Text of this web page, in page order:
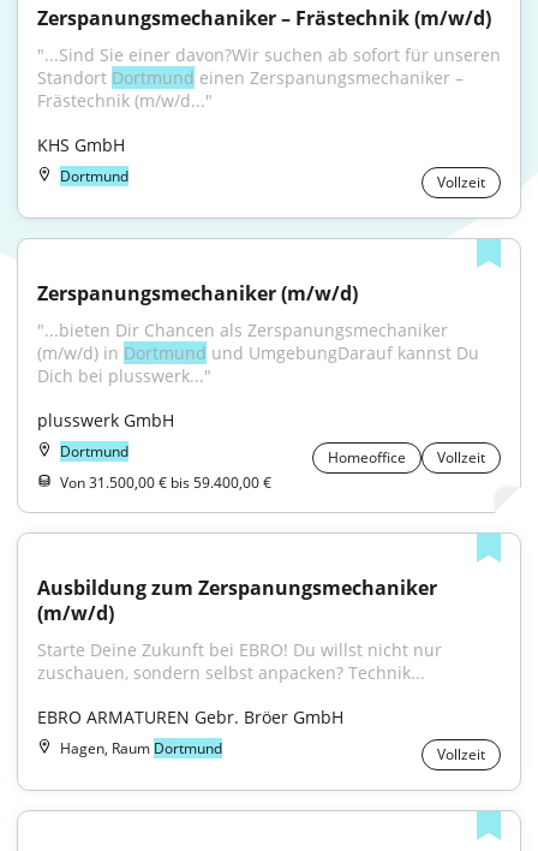
Zerspanungsmechaniker – Frästechnik (m/w/d)
"...Sind Sie einer davon?Wir suchen ab sofort für unseren
Standort Dortmund einen Zerspanungsmechaniker –
Frästechnik (m/w/d..."
KHS GmbH
Dortmund Vollzeit
Zerspanungsmechaniker (m/w/d)
"...bieten Dir Chancen als Zerspanungsmechaniker
(m/w/d) in Dortmund und UmgebungDarauf kannst Du
Dich bei plusswerk..."
plusswerk GmbH
Dortmund Homeoffice
Vollzeit
Von 31.500,00 € bis 59.400,00 €
Ausbildung zum Zerspanungsmechaniker
(m/w/d)
Starte Deine Zukunft bei EBRO! Du willst nicht nur
zuschauen, sondern selbst anpacken? Technik...
EBRO ARMATUREN Gebr. Bröer GmbH
Hagen, Raum Dortmund Vollzeit